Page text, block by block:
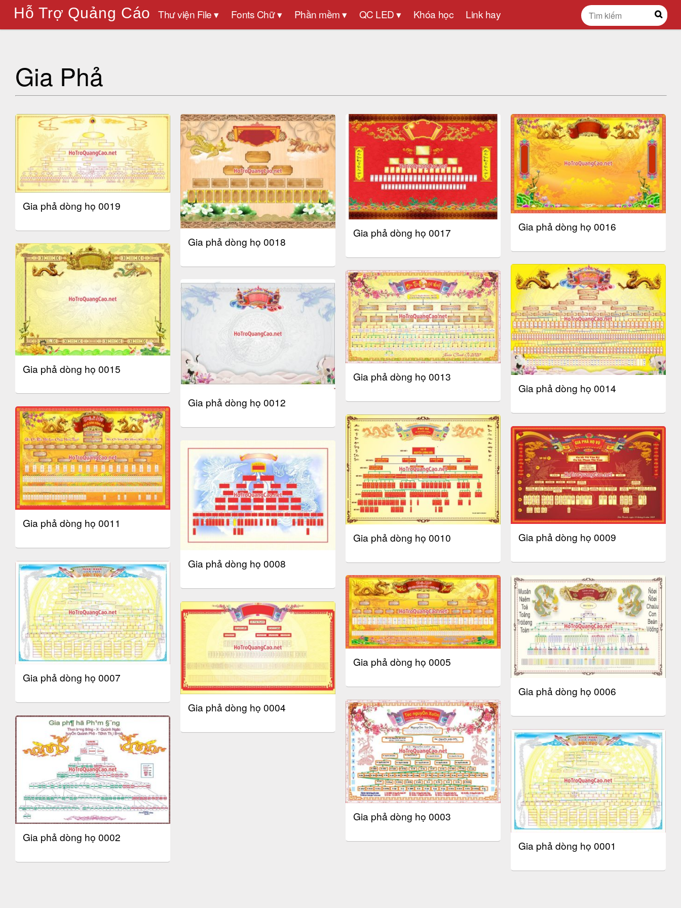
Hỗ Trợ Quảng Cáo Thư viện File ▾ Fonts Chữ ▾ Phần mềm ▾ QC LED ▾ Khóa học Link hay
Gia Phả
Gia phả dòng họ 0019
Gia phả dòng họ 0018
Gia phả dòng họ 0017 Gia phả dòng họ 0016
Gia phả dòng họ 0015
Gia phả dòng họ 0014
Gia phả dòng họ 0013
Gia phả dòng họ 0012
Gia phả dòng họ 0011
Gia phả dòng họ 0010
Gia phả dòng họ 0009
Gia phả dòng họ 0008
Gia phả dòng họ 0007
Gia phả dòng họ 0006
Gia phả dòng họ 0005
Gia phả dòng họ 0004
Gia phả dòng họ 0003
Gia phả dòng họ 0002
Gia phả dòng họ 0001